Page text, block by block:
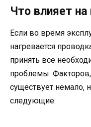
Что влияет на
Если во время
нагревается
принять все
проблемы.
существует немало,
следующие: